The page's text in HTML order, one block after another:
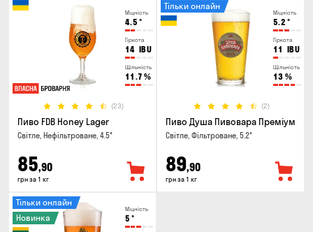
Міцність
4.5 °
Гіркота
14 IBU
Щільність
11.7 %
(23)
Пиво FDB Honey Lager
Світле, Нефільтроване, 4.5°
85,90
грн за 1 кг
Міцність
5.2 °
Гіркота
11 IBU
Щільність
13 %
(2)
Тільки онлайн
Пиво Душа Пивовара Преміум
Світле, Фільтроване, 5.2°
89,90
грн за 1 кг
Міцність
5 °
Тільки онлайн
Новинка